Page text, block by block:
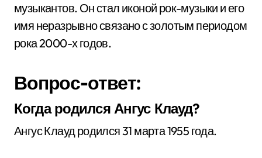
музыкантов. Он стал иконой рок-музыки и его
имя неразрывно связано с золотым периодом
рока 2000-х годов.
Вопрос-ответ:
Когда родился Ангус Клауд?
Ангус Клауд родился 31 марта 1955 года.